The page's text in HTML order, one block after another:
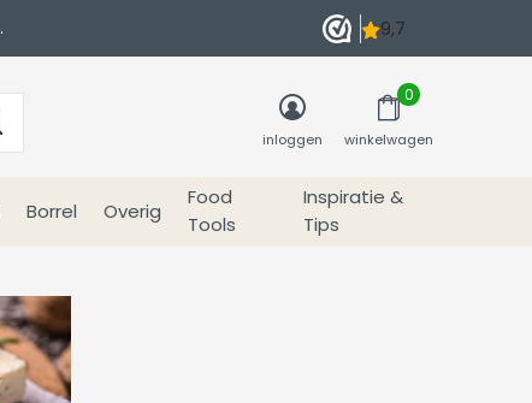
Borrel Overig
Food
Tools
Inspiratie &
Tips
inloggen winkelwagen
0